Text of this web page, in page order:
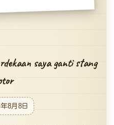
saya ganti stang
8月8日